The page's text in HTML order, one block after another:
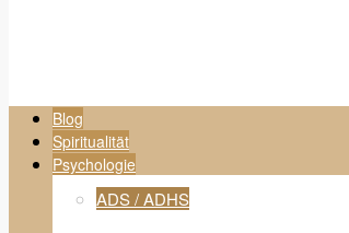
Blog
Spiritualität
Psychologie
ADS / ADHS